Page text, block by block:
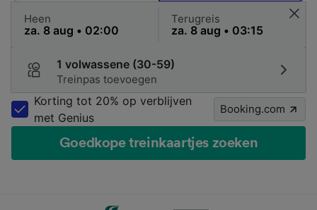
Heen Terugreis
1 volwassene (30-59)
Treinpas toevoegen
Korting tot 20% op verblijven
met Genius
Booking.com
Goedkope treinkaartjes zoeken